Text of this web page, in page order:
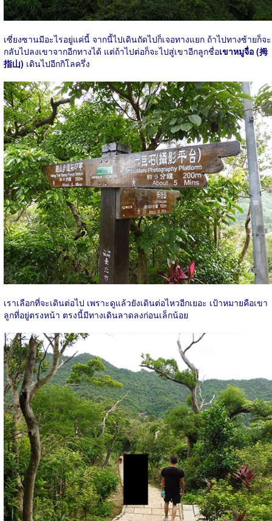
เซี่ยงซานมีอะไรอยู่แค่นี้ จากนี้ไปเดินถัดไปก็เจอทางแยก ถ้าไปทางซ้ายก็จะ
กลับไปลงเขาจากอีกทางได้ แต่ถ้าไปต่อก็จะไปสู่เขาอีกลูกชื่อเขาหมูจื่อ (拇
指山) เดินไปอีกกิโลครึ่ง
เราเลือกที่จะเดินต่อไป เพราะดูแล้วยังเดินต่อไหวอีกเยอะ เป้าหมายคือเขา
ลูกที่อยู่ตรงหน้า ตรงนี้มีทางเดินลาดลงก่อนเล็กน้อย